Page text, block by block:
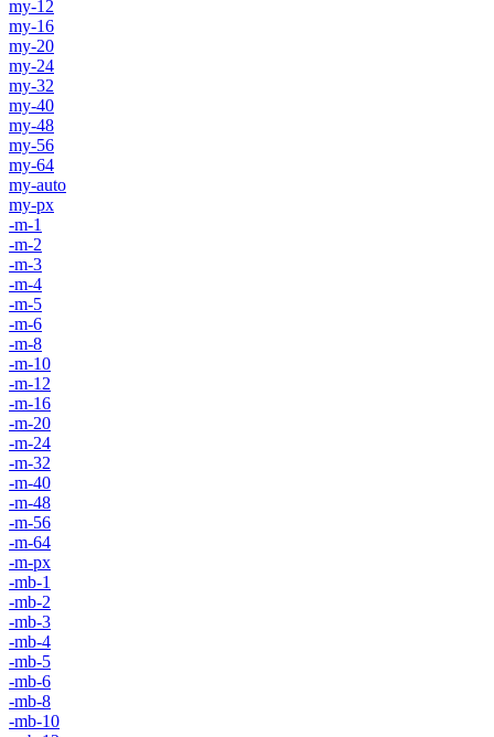
my-12
my-16
my-20
my-24
my-32
my-40
my-48
my-56
my-64
my-auto
my-px
-m-1
-m-2
-m-3
-m-4
-m-5
-m-6
-m-8
-m-10
-m-12
-m-16
-m-20
-m-24
-m-32
-m-40
-m-48
-m-56
-m-64
-m-px
-mb-1
-mb-2
-mb-3
-mb-4
-mb-5
-mb-6
-mb-8
-mb-10